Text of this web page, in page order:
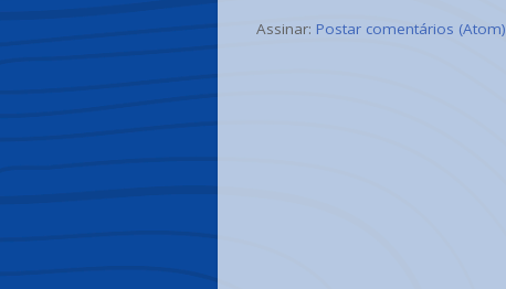
Assinar: Postar comentários (Atom)